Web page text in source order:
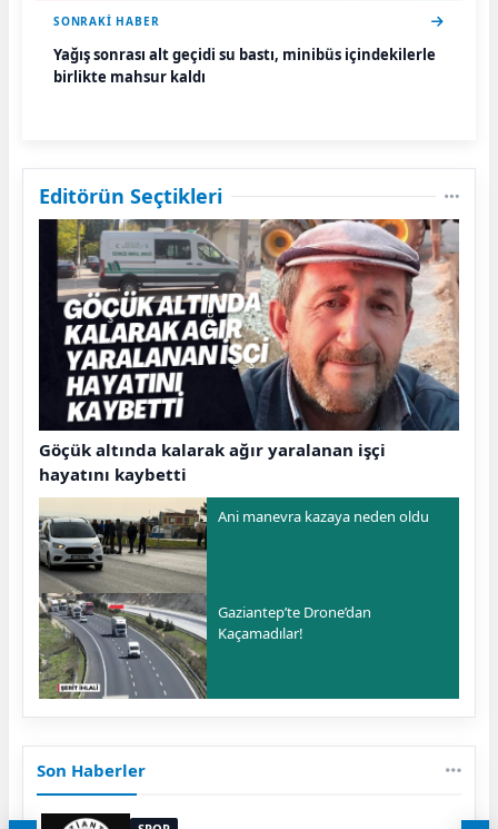
SONRAKI HABER
Yağış sonrası alt geçidi su bastı, minibüs içindekilerle
birlikte mahsur kaldı
Editörün Seçtikleri
Göçük altında kalarak ağır yaralanan işçi
hayatını kaybetti
Ani manevra kazaya neden oldu
Gaziantep’te Drone’dan
Kaçamadılar!
Son Haberler